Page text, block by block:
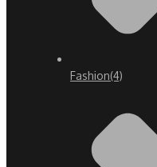
Fashion(4)